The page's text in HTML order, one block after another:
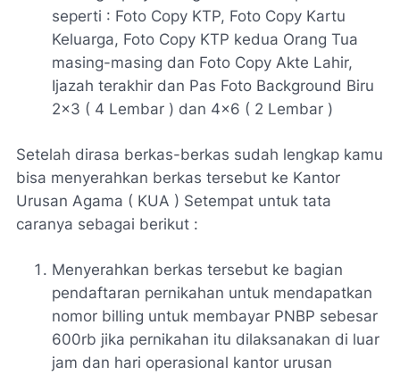
seperti : Foto Copy KTP, Foto Copy Kartu
Keluarga, Foto Copy KTP kedua Orang Tua
masing-masing dan Foto Copy Akte Lahir,
Ijazah terakhir dan Pas Foto Background Biru
2x3 ( 4 Lembar ) dan 4x6 ( 2 Lembar )
Setelah dirasa berkas-berkas sudah lengkap kamu
bisa menyerahkan berkas tersebut ke Kantor
Urusan Agama ( KUA ) Setempat untuk tata
caranya sebagai berikut :
Menyerahkan berkas tersebut ke bagian
pendaftaran pernikahan untuk mendapatkan
nomor billing untuk membayar PNBP sebesar
600rb jika pernikahan itu dilaksanakan di luar
jam dan hari operasional kantor urusan